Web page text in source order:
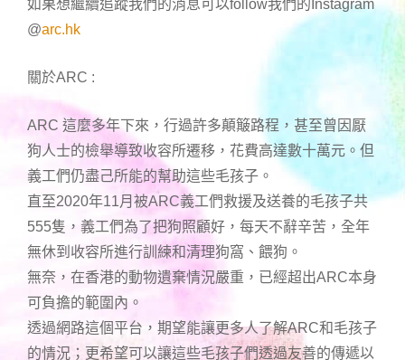
如果想繼續追蹤我們的消息可以follow我們的Instagram
@arc.hk
關於ARC :
ARC 這麼多年下來，行過許多顛簸路程，甚至曾因厭
狗人士的檢舉導致收容所遷移，花費高達數十萬元。但
義工們仍盡己所能的幫助這些毛孩子。
直至2020年11月被ARC義工們救援及送養的毛孩子共
555隻，義工們為了把狗照顧好，每天不辭辛苦，全年
無休到收容所進行訓練和清理狗窩、餵狗。
無奈，在香港的動物遺棄情況嚴重，已經超出ARC本身
可負擔的範圍內。
透過網路這個平台，期望能讓更多人了解ARC和毛孩子
的情況；更希望可以讓這些毛孩子們透過友善的傳遞以